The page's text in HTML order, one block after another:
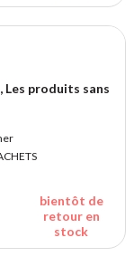
Les produits sans
bientôt de
retour en
stock